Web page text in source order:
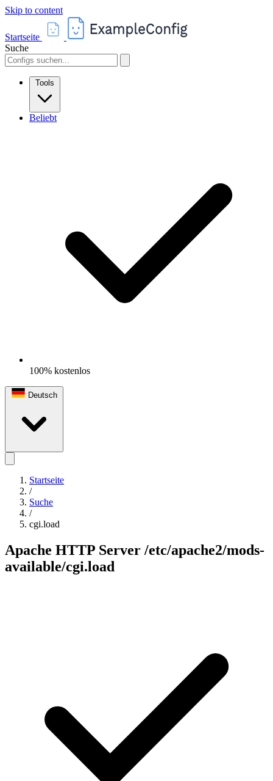
Skip to content
Startseite
Suche
Tools
Beliebt
100% kostenlos
Deutsch
Startseite
/
Suche
/
cgi.load
Apache HTTP Server /etc/apache2/mods-
available/cgi.load